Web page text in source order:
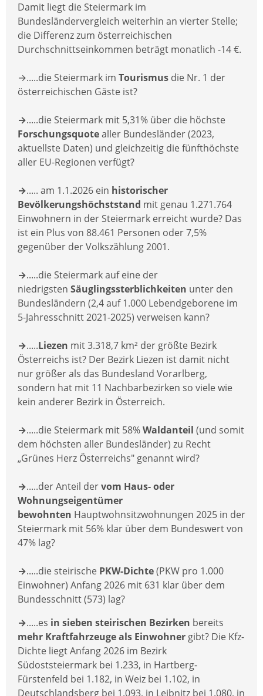
Damit liegt die Steiermark im
Bundesländervergleich weiterhin an vierter Stelle;
die Differenz zum österreichischen
Durchschnittseinkommen beträgt monatlich -14 €.
→.....die Steiermark im Tourismus die Nr. 1 der
österreichischen Gäste ist?
→.....die Steiermark mit 5,31% über die höchste
Forschungsquotealler Bundesländer (2023,
aktuellste Daten) und gleichzeitig die fünfthöchste
aller EU-Regionen verfügt?
→..... am 1.1.2026 ein historischer
Bevölkerungshöchststand mit genau 1.271.764
Einwohnern in der Steiermark erreicht wurde? Das
ist ein Plus von 88.461 Personen oder 7,5%
gegenüber der Volkszählung 2001.
→.....die Steiermark auf eine der
niedrigsten Säuglingssterblichkeiten unter den
Bundesländern (2,4 auf 1.000 Lebendgeborene im
5-Jahresschnitt 2021-2025) verweisen kann?
→.....Liezen mit 3.318,7 km² der größte Bezirk
Österreichs ist? Der Bezirk Liezen ist damit nicht
nur größer als das Bundesland Vorarlberg,
sondern hat mit 11 Nachbarbezirken so viele wie
kein anderer Bezirk in Österreich.
→.....die Steiermark mit 58%Waldanteil (und somit
dem höchsten aller Bundesländer) zu Recht
„Grünes Herz Österreichs" genannt wird?
→.....der Anteil dervom Haus- oder
Wohnungseigentümer
bewohnten Hauptwohnsitzwohnungen 2025 in der
Steiermark mit 56% klar über dem Bundeswert von
47% lag?
→.....die steirische PKW-Dichte(PKW pro 1.000
Einwohner) Anfang 2026 mit 631 klar über dem
Bundesschnitt (573) lag?
→.....es in sieben steirischen Bezirken bereits
mehr Kraftfahrzeuge als Einwohner gibt? Die Kfz-
Dichte liegt Anfang 2026 im Bezirk
Südoststeiermark bei 1.233, in Hartberg-
Fürstenfeld bei 1.182, in Weiz bei 1.102, in
Deutschlandsberg bei 1.093, in Leibnitz bei 1.080, in